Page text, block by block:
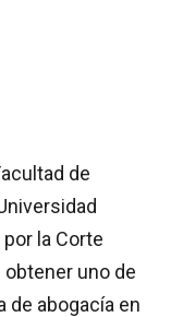
de
la Corte
uno de
de abogacía en